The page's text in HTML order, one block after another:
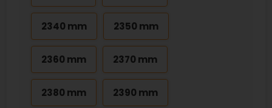
2340 mm 2350 mm
2360 mm 2370 mm
2380 mm 2390 mm